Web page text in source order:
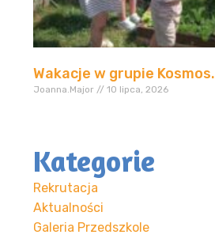
Wakacje w grupie Kosmos.
Joanna.Major 10 lipca, 2026
Kategorie
Rekrutacja
Aktualności
Galeria Przedszkole